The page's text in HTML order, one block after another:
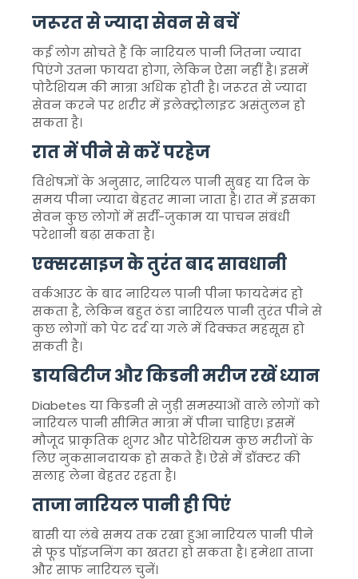
जरूरत से ज्यादा सेवन से बचें
कई लोग सोचते हैं कि नारियल पानी जितना ज्यादा
पिएंगे उतना फायदा होगा, लेकिन ऐसा नहीं है। इसमें
पोटैशियम की मात्रा अधिक होती है। जरूरत से ज्यादा
सेवन करने पर शरीर में इलेक्ट्रोलाइट असंतुलन हो
सकता है।
रात में पीने से करें परहेज
विशेषज्ञों के अनुसार, नारियल पानी सुबह या दिन के
समय पीना ज्यादा बेहतर माना जाता है। रात में इसका
सेवन कुछ लोगों में सर्दी-जुकाम या पाचन संबंधी
परेशानी बढ़ा सकता है।
एक्सरसाइज के तुरंत बाद सावधानी
वर्कआउट के बाद नारियल पानी पीना फायदेमंद हो
सकता है, लेकिन बहुत ठंडा नारियल पानी तुरंत पीने से
कुछ लोगों को पेट दर्द या गले में दिक्कत महसूस हो
सकती है।
डायबिटीज और किडनी मरीज रखें ध्यान
Diabetes या किडनी से जुड़ी समस्याओं वाले लोगों को
नारियल पानी सीमित मात्रा में पीना चाहिए। इसमें
मौजूद प्राकृतिक शुगर और पोटैशियम कुछ मरीजों के
लिए नुकसानदायक हो सकते हैं। ऐसे में डॉक्टर की
सलाह लेना बेहतर रहता है।
ताजा नारियल पानी ही पिएं
बासी या लंबे समय तक रखा हुआ नारियल पानी पीने
से फूड पॉइजनिंग का खतरा हो सकता है। हमेशा ताजा
और साफ नारियल चुनें।